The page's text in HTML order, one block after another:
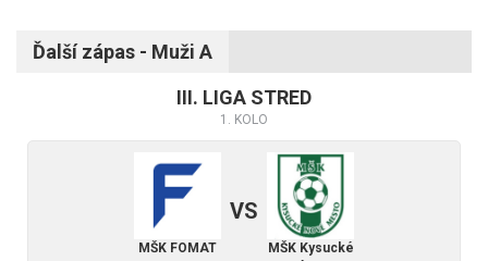
Ďalší zápas - Muži A
III. LIGA STRED
1. KOLO
MŠK FOMAT
VS
MŠK Kysucké